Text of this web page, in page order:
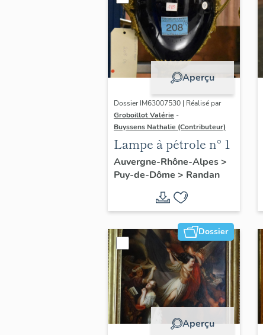
Aperçu
Dossier IM63007530 | Réalisé par
Groboillot Valérie -
Buyssens Nathalie (Contributeur)
Lampe à pétrole n° 1
Auvergne-Rhône-Alpes>
Puy-de-Dôme > Randan
Dossier
Aperçu